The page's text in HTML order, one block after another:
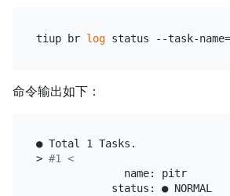
tiup br log status --task-
命令输出如下：
● Total 1 Tasks.
> #1 <
              name: pitr
            status: ● NORMAL